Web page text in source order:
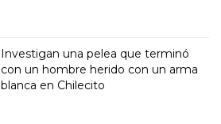
Investigan una pelea que terminó
con un hombre herido con un arma
blanca en Chilecito